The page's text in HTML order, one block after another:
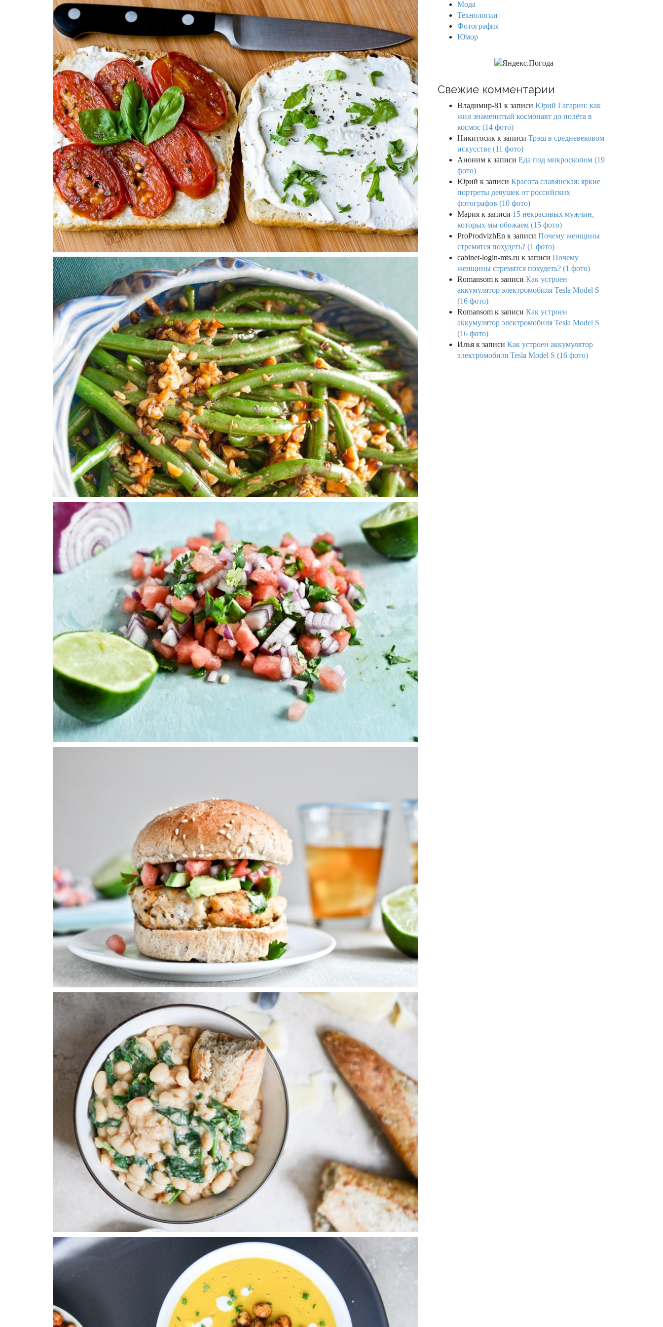
Мода
Технологии
Фотография
Юмор
Свежие комментарии
Владимир-81 к записи Юрий Гагарин: как
жил знаменитый космонавт до полёта в
космос (14 фото)
Никитосик к записи Трэш в средневековом
искусстве (11 фото)
Аноним к записи Еда под микроскопом (19
фото)
Юрий к записи Красота славянская: яркие
портреты девушек от российских
фотографов (10 фото)
Мария к записи 15 некрасивых мужчин,
которых мы обожаем (15 фото)
ProProdvizhEn к записи Почему женщины
стремятся похудеть? (1 фото)
cabinet-login-mts.ru к записи Почему
женщины стремятся похудеть? (1 фото)
Romansom к записи Как устроен
аккумулятор электромобиля Tesla Model S
(16 фото)
Romansom к записи Как устроен
аккумулятор электромобиля Tesla Model S
(16 фото)
Илья к записи Как устроен аккумулятор
электромобиля Tesla Model S (16 фото)